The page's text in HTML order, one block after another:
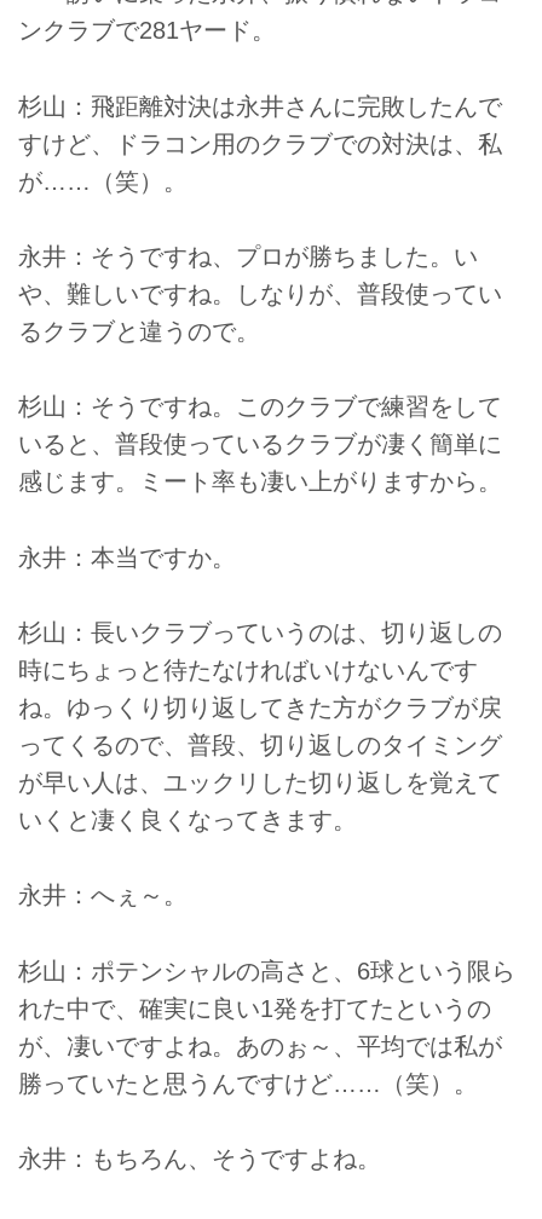
ンクラブで281ヤード。
杉山：飛距離対決は永井さんに完敗したんで
すけど、ドラコン用のクラブでの対決は、私
が……（笑）。
永井：そうですね、プロが勝ちました。い
や、難しいですね。しなりが、普段使ってい
るクラブと違うので。
杉山：そうですね。このクラブで練習をして
いると、普段使っているクラブが凄く簡単に
感じます。ミート率も凄い上がりますから。
永井：本当ですか。
杉山：長いクラブっていうのは、切り返しの
時にちょっと待たなければいけないんです
ね。ゆっくり切り返してきた方がクラブが戻
ってくるので、普段、切り返しのタイミング
が早い人は、ユックリした切り返しを覚えて
いくと凄く良くなってきます。
永井：へぇ～。
杉山：ポテンシャルの高さと、6球という限ら
れた中で、確実に良い1発を打てたというの
が、凄いですよね。あのぉ～、平均では私が
勝っていたと思うんですけど……（笑）。
永井：もちろん、そうですよね。